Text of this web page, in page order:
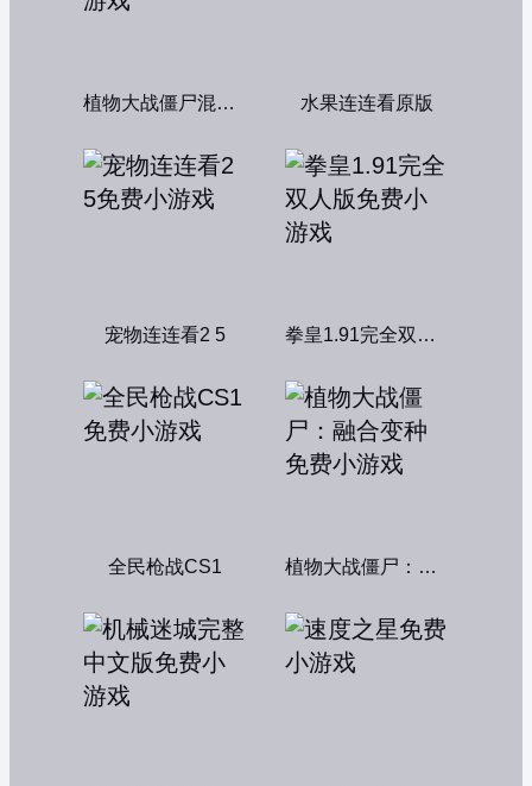
植物大战僵尸混合版 水果连连看原版
宠物连连看2 5 拳皇1.91完全双人版
全民枪战CS1 植物大战僵尸：融合变种